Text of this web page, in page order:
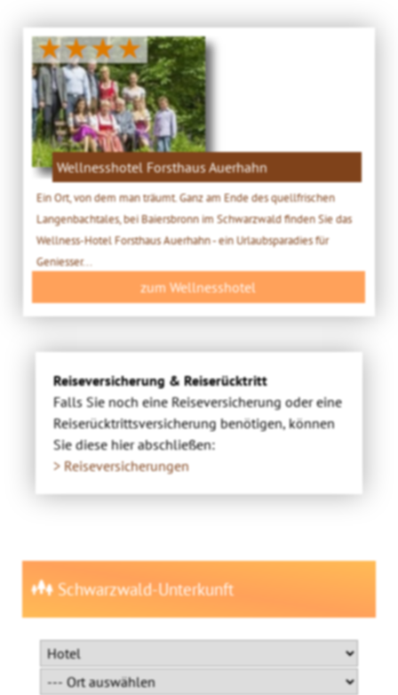
★★★★
Wellnesshotel Forsthaus Auerhahn
Ein Ort, von dem man träumt. Ganz am Ende des quellfrischen
Langenbachtales, bei Baiersbronn im Schwarzwald finden Sie das
Wellness-Hotel Forsthaus Auerhahn - ein Urlaubsparadies für
Geniesser...
zum Wellnesshotel
Reiseversicherung & Reiserücktritt
Falls Sie noch eine Reiseversicherung oder eine
Reiserücktrittsversicherung benötigen, können
Sie diese hier abschließen:
> Reiseversicherungen
Schwarzwald-Unterkunft